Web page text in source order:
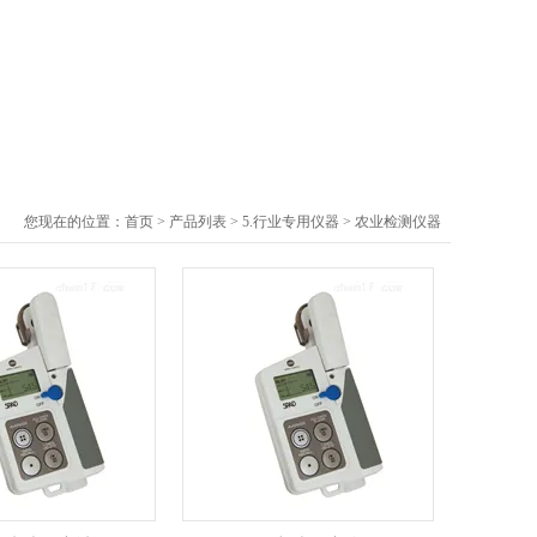
您现在的位置： 首页 > 产品列表 > 5.行业专用仪器 > 农业检测仪器